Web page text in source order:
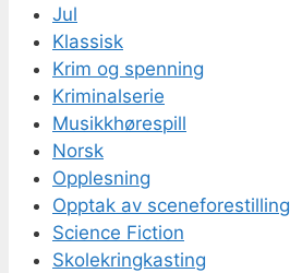
Jul
Klassisk
Krim og spenning
Kriminalserie
Musikkhørespill
Norsk
Opplesning
Opptak av sceneforestilling
Science Fiction
Skolekringkasting